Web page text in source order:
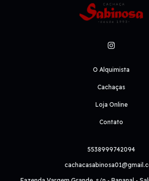
O Alquimista
Cachaças
Loja Online
Contato
5538999742094